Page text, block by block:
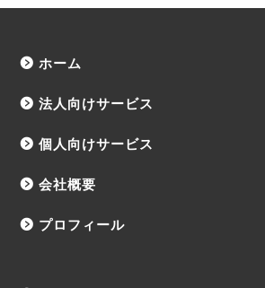
ホーム
法人向けサービス
個人向けサービス
会社概要
プロフィール